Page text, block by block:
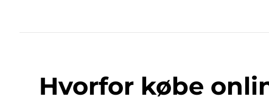
Hvorfor købe